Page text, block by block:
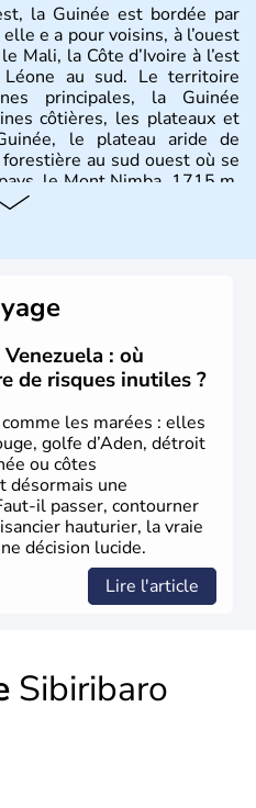
la Guinée est bordée par
e a pour voisins, à l’ouest
Mali, la Côte d’Ivoire à l’est
au sud. Le territoire
principales, la Guinée
côtières, les plateaux et
le plateau aride de
au sud ouest où se
le Mont Nimba, 1715 m.
le pays recense près de
: où
de risques inutiles ?
les marées : elles
golfe d’Aden, détroit
ou côtes
désormais une
il passer, contourner
hauturier, la vraie
décision lucide.
Lire l'article
Sibiribaro